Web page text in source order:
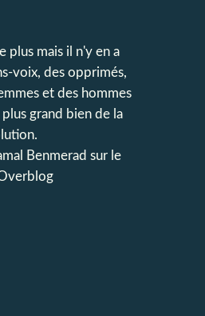
plus mais il n'y en a
voix, des opprimés,
et des hommes
grand bien de la
Benmerad sur le